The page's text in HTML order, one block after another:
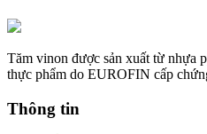
Tăm vinon được sản xuất từ nhựa
thực phẩm do EUROFIN cấp
Thông tin